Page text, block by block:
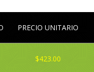
PRECIO UNITARIO
$423.00